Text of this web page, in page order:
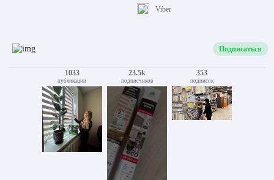
Viber
Подписаться
1033
публикации
23.5k
подписчиков
353
подписок